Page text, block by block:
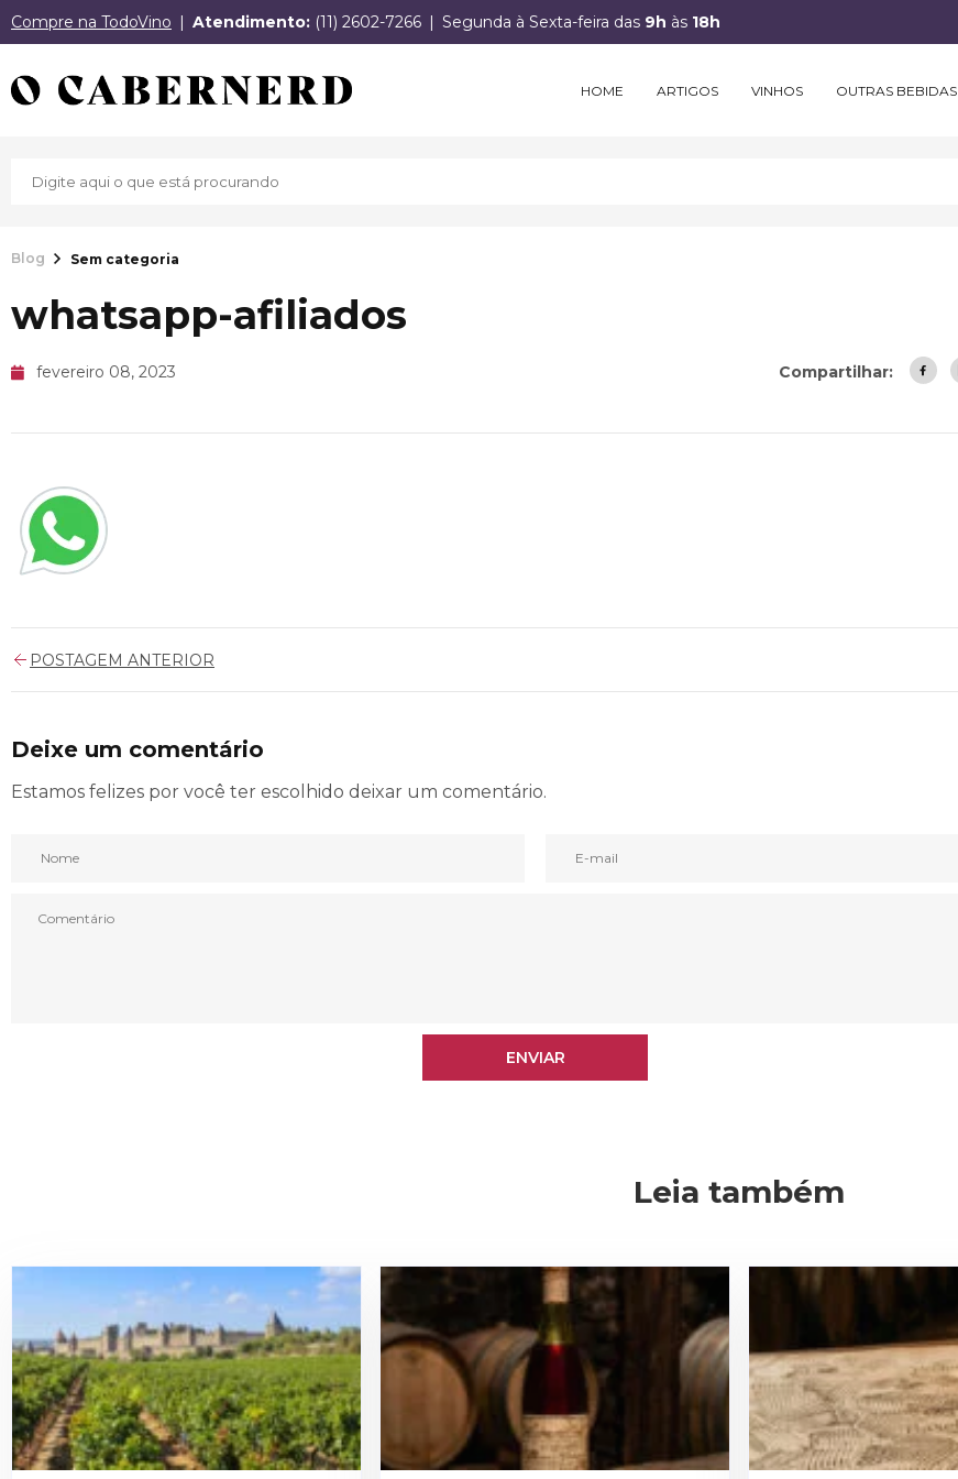
Compre na TodoVino Atendimento: (11) 2602-7266 Segunda à Sexta-feira das 9h às 18h
HOME ARTIGOS VINHOS OUTRAS BEBIDAS
Cadastre-se e receba todas as novidades do nosso
Blog Sem categoria
whatsapp-afiliados
fevereiro 08, 2023 Compartilhar:
POSTAGEM ANTERIOR
Deixe um comentário
Estamos felizes por você ter escolhido deixar um comentário.
ENVIAR
Leia também